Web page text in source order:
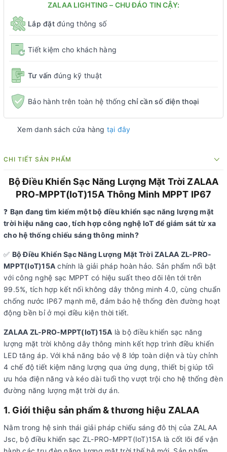
ZALAA LIGHTING – CHU ĐÁO TIN CẬY:
Lắp đặtđúng thông số
Tiết kiệm cho khách hàng
Tư vấn đúng kỹ thuật
Bảo hành trên toàn hệ thống chỉ cần số điện thoại
Xem danh sách cửa hàng tại đây
CHI TIẾT SẢN PHẨM
Bộ Điều Khiển Sạc Năng Lượng Mặt Trời ZALAA
PRO-MPPT(IoT)15A Thông Minh MPPT IP67
❓ Bạn đang tìm kiếm một bộ điều khiển sạc năng lượng mặt
trời hiệu năng cao, tích hợp công nghệ IoT để giám sát từ xa
cho hệ thống chiếu sáng thông minh?
✅ Bộ Điều Khiển Sạc Năng Lượng Mặt Trời ZALAA ZL-PRO-
MPPT(IoT)15A chính là giải pháp hoàn hảo. Sản phẩm nổi bật
với công nghệ sạc MPPT có hiệu suất theo dõi lên tới trên
99.5%, tích hợp kết nối không dây thông minh 4.0, cùng chuẩn
chống nước IP67 mạnh mẽ, đảm bảo hệ thống đèn đường hoạt
động bền bỉ ở mọi điều kiện thời tiết.
ZALAA ZL-PRO-MPPT(IoT)15A là bộ điều khiển sạc năng
lượng mặt trời không dây thông minh kết hợp trình điều khiển
LED tăng áp. Với khả năng bảo vệ 8 lớp toàn diện và tùy chỉnh
4 chế độ tiết kiệm năng lượng qua ứng dụng, thiết bị giúp tối
ưu hóa điện năng và kéo dài tuổi thọ vượt trội cho hệ thống đèn
đường năng lượng mặt trời dự án.
1. Giới thiệu sản phẩm & thương hiệu ZALAA
Nằm trong hệ sinh thái giải pháp chiếu sáng đô thị của ZALAA
Jsc, bộ điều khiển sạc ZL-PRO-MPPT(IoT)15A là cốt lõi để vận